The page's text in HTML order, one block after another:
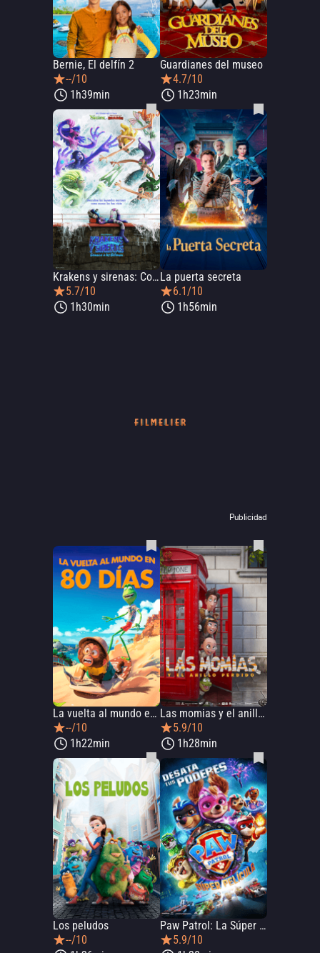
Bernie, El delfín 2
--/10
1h39min
Guardianes del museo
4.7/10
1h23min
Krakens y sirenas: Conoce a los Gillman
5.7/10
1h30min
La puerta secreta
6.1/10
1h56min
Publicidad
La vuelta al mundo en 80 días
--/10
1h22min
Las momias y el anillo perdido
5.9/10
1h28min
Los peludos
--/10
Paw Patrol: La Súper Película
5.9/10